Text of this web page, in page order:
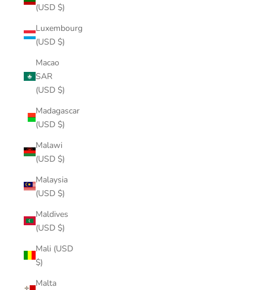
(USD $)
Luxembourg
(USD $)
Macao
SAR
(USD $)
Madagascar
(USD $)
Malawi
(USD $)
Malaysia
(USD $)
Maldives
(USD $)
Mali (USD
$)
Malta